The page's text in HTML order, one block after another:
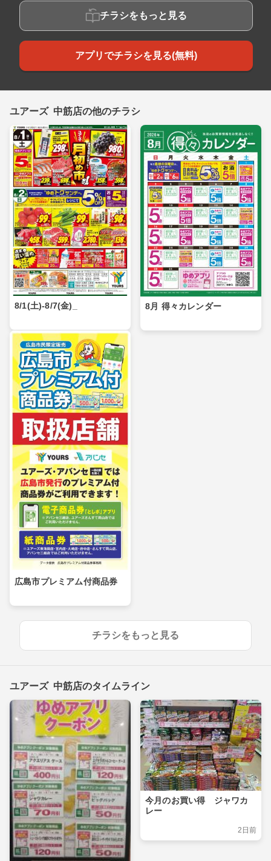
チラシをもっと見る
アプリでチラシを見る(無料)
ユアーズ 中筋店の他のチラシ
8/1(土)-8/7(金)_ 8月 得々カレンダー
広島市プレミアム付商品券
チラシをもっと見る
ユアーズ 中筋店のタイムライン
今月のお買い得 ジャワカ
レー
2日前